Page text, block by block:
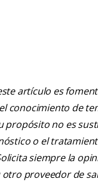
artículo es
conocimiento de
propósito no es
o el
siempre la
proveedor de